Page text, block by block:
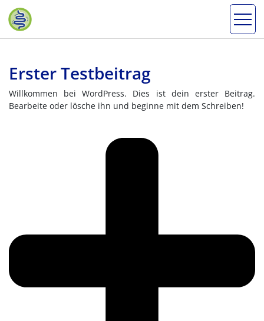
Erster Testbeitrag
Willkommen bei WordPress. Dies ist dein erster Beitrag.
Bearbeite oder lösche ihn und beginne mit dem Schreiben!